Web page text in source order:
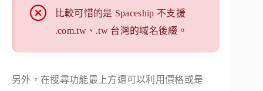
比較可惜的是 Spaceship 不支援
.com.tw、.tw 台灣的域名後綴。
另外，在搜尋功能最上方還可以利用價格或是